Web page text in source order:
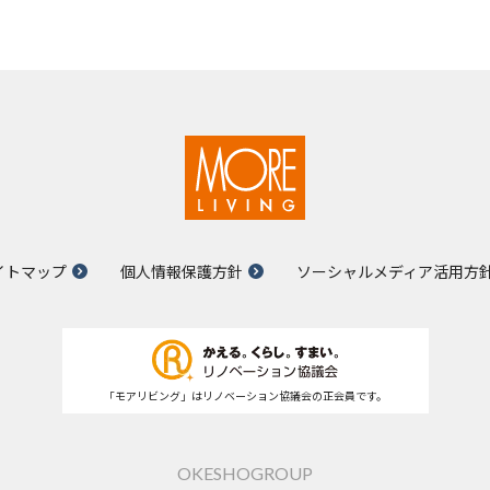
トマップ 個人情報保護方針 ソーシャルメディア活用方
「モアリビング」はリノベーション協議会の正会員です。
OKESHOGROUP